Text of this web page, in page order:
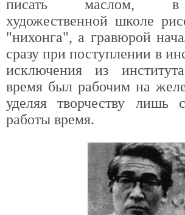
писать маслом, в
художественной школе
"нихонга", а гравюрой
сразу при поступлении в
исключения из
время был рабочим на
уделяя творчеству лишь
работы время.